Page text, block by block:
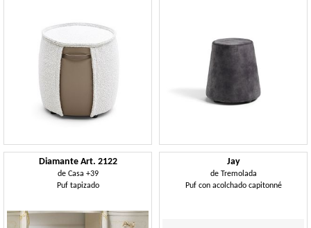
Diamante Art. 2122
de Casa +39
Puf tapizado
Jay
de Tremolada
Puf con acolchado capitonné